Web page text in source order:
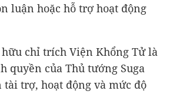
luận hoặc hỗ trợ hoạt động
hữu chỉ trích Viện Khổng Tử là
quyền của Thủ tướng Suga
tài trợ, hoạt động và mức độ